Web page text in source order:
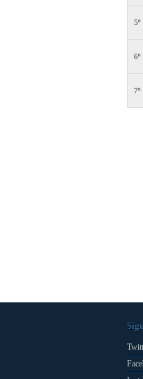
5º
6º
7º